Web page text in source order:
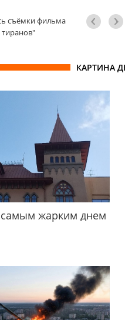
съёмки фильма
КАРТИНА
самым жарким днем